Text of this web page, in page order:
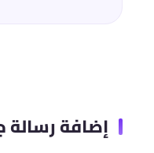
إضافة رسالة